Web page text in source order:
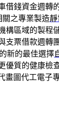
借錢資金週轉
之專業製造靜
構區域的製程
支票借款週轉
新的最佳選擇
優質的健康檢
畫圖代工電子